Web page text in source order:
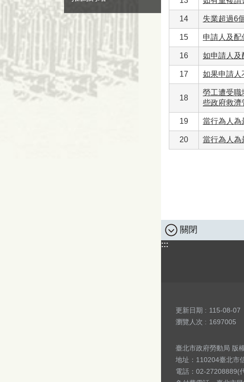
14 失業超過6
15 申請人及配
16 如申請人及
17 如果申請人
18
勞工遭受職
些政府救濟
19 當行為人為
20 當行為人為
關閉
:::
更新日期
115-08-07
瀏覽人次
1697005
臺北市政府勞動局 版
地址：110204臺北市
電話：02-27208889(